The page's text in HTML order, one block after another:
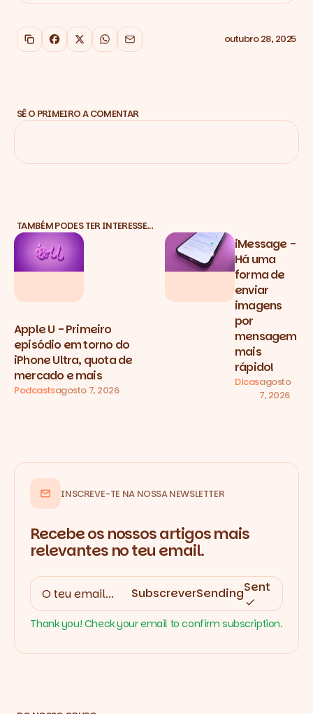
Copiar link
Facebook
X WhatsApp
Email outubro 28, 2025
SÊ O PRIMEIRO A COMENTAR
TAMBÉM PODES TER INTERESSE…
Apple U - Primeiro
episódio em torno do
iPhone Ultra, quota de
mercado e mais
Podcastsagosto 7, 2026
iMessage -
Há uma
forma de
enviar
imagens
por
mensagem
mais
rápido!
Dicasagosto
7, 2026
INSCREVE-TE NA NOSSA NEWSLETTER
Recebe os nossos artigos mais
relevantes no teu email.
SubscreverSendingSent
Thank you! Check your email to confirm subscription.